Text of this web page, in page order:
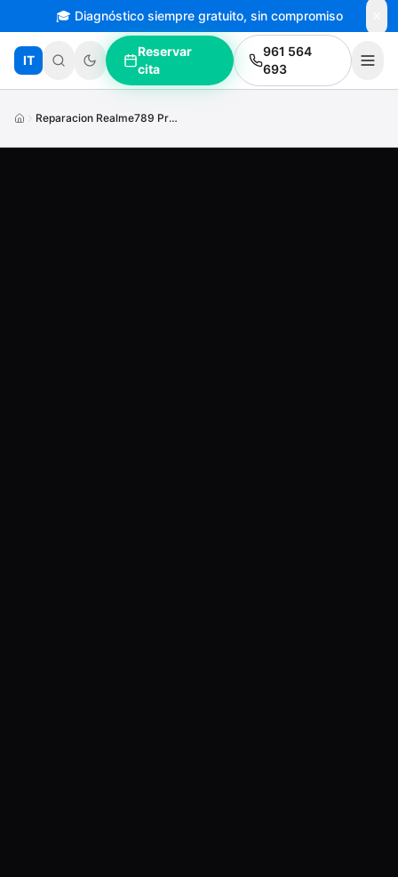
Saltar al contenido principal
🎓 Diagnóstico siempre gratuito, sin compromiso
IT
Reservar
cita
961 564
693
Reparacion Realme789 Pro Pantalla